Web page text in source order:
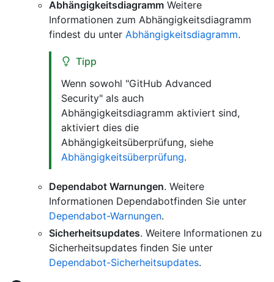
Abhängigkeitsdiagramm Weitere
Informationen zum Abhängigkeitsdiagramm
findest du unter Abhängigkeitsdiagramm.
Tipp
Wenn sowohl "GitHub Advanced
Security" als auch
Abhängigkeitsdiagramm aktiviert sind,
aktiviert dies die
Abhängigkeitsüberprüfung, siehe
Abhängigkeitsüberprüfung.
Dependabot Warnungen. Weitere
Informationen Dependabotfinden Sie unter
Dependabot-Warnungen.
Sicherheitsupdates. Weitere Informationen zu
Sicherheitsupdates finden Sie unter
Dependabot-Sicherheitsupdates.